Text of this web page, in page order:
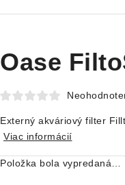
Oase
Externý akváriový filter
Viac informácií
Položka bola vypredaná…